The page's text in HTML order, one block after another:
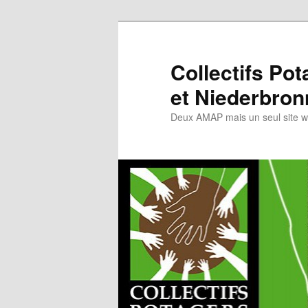
Collectifs
et
Deux AMAP mais un seul site